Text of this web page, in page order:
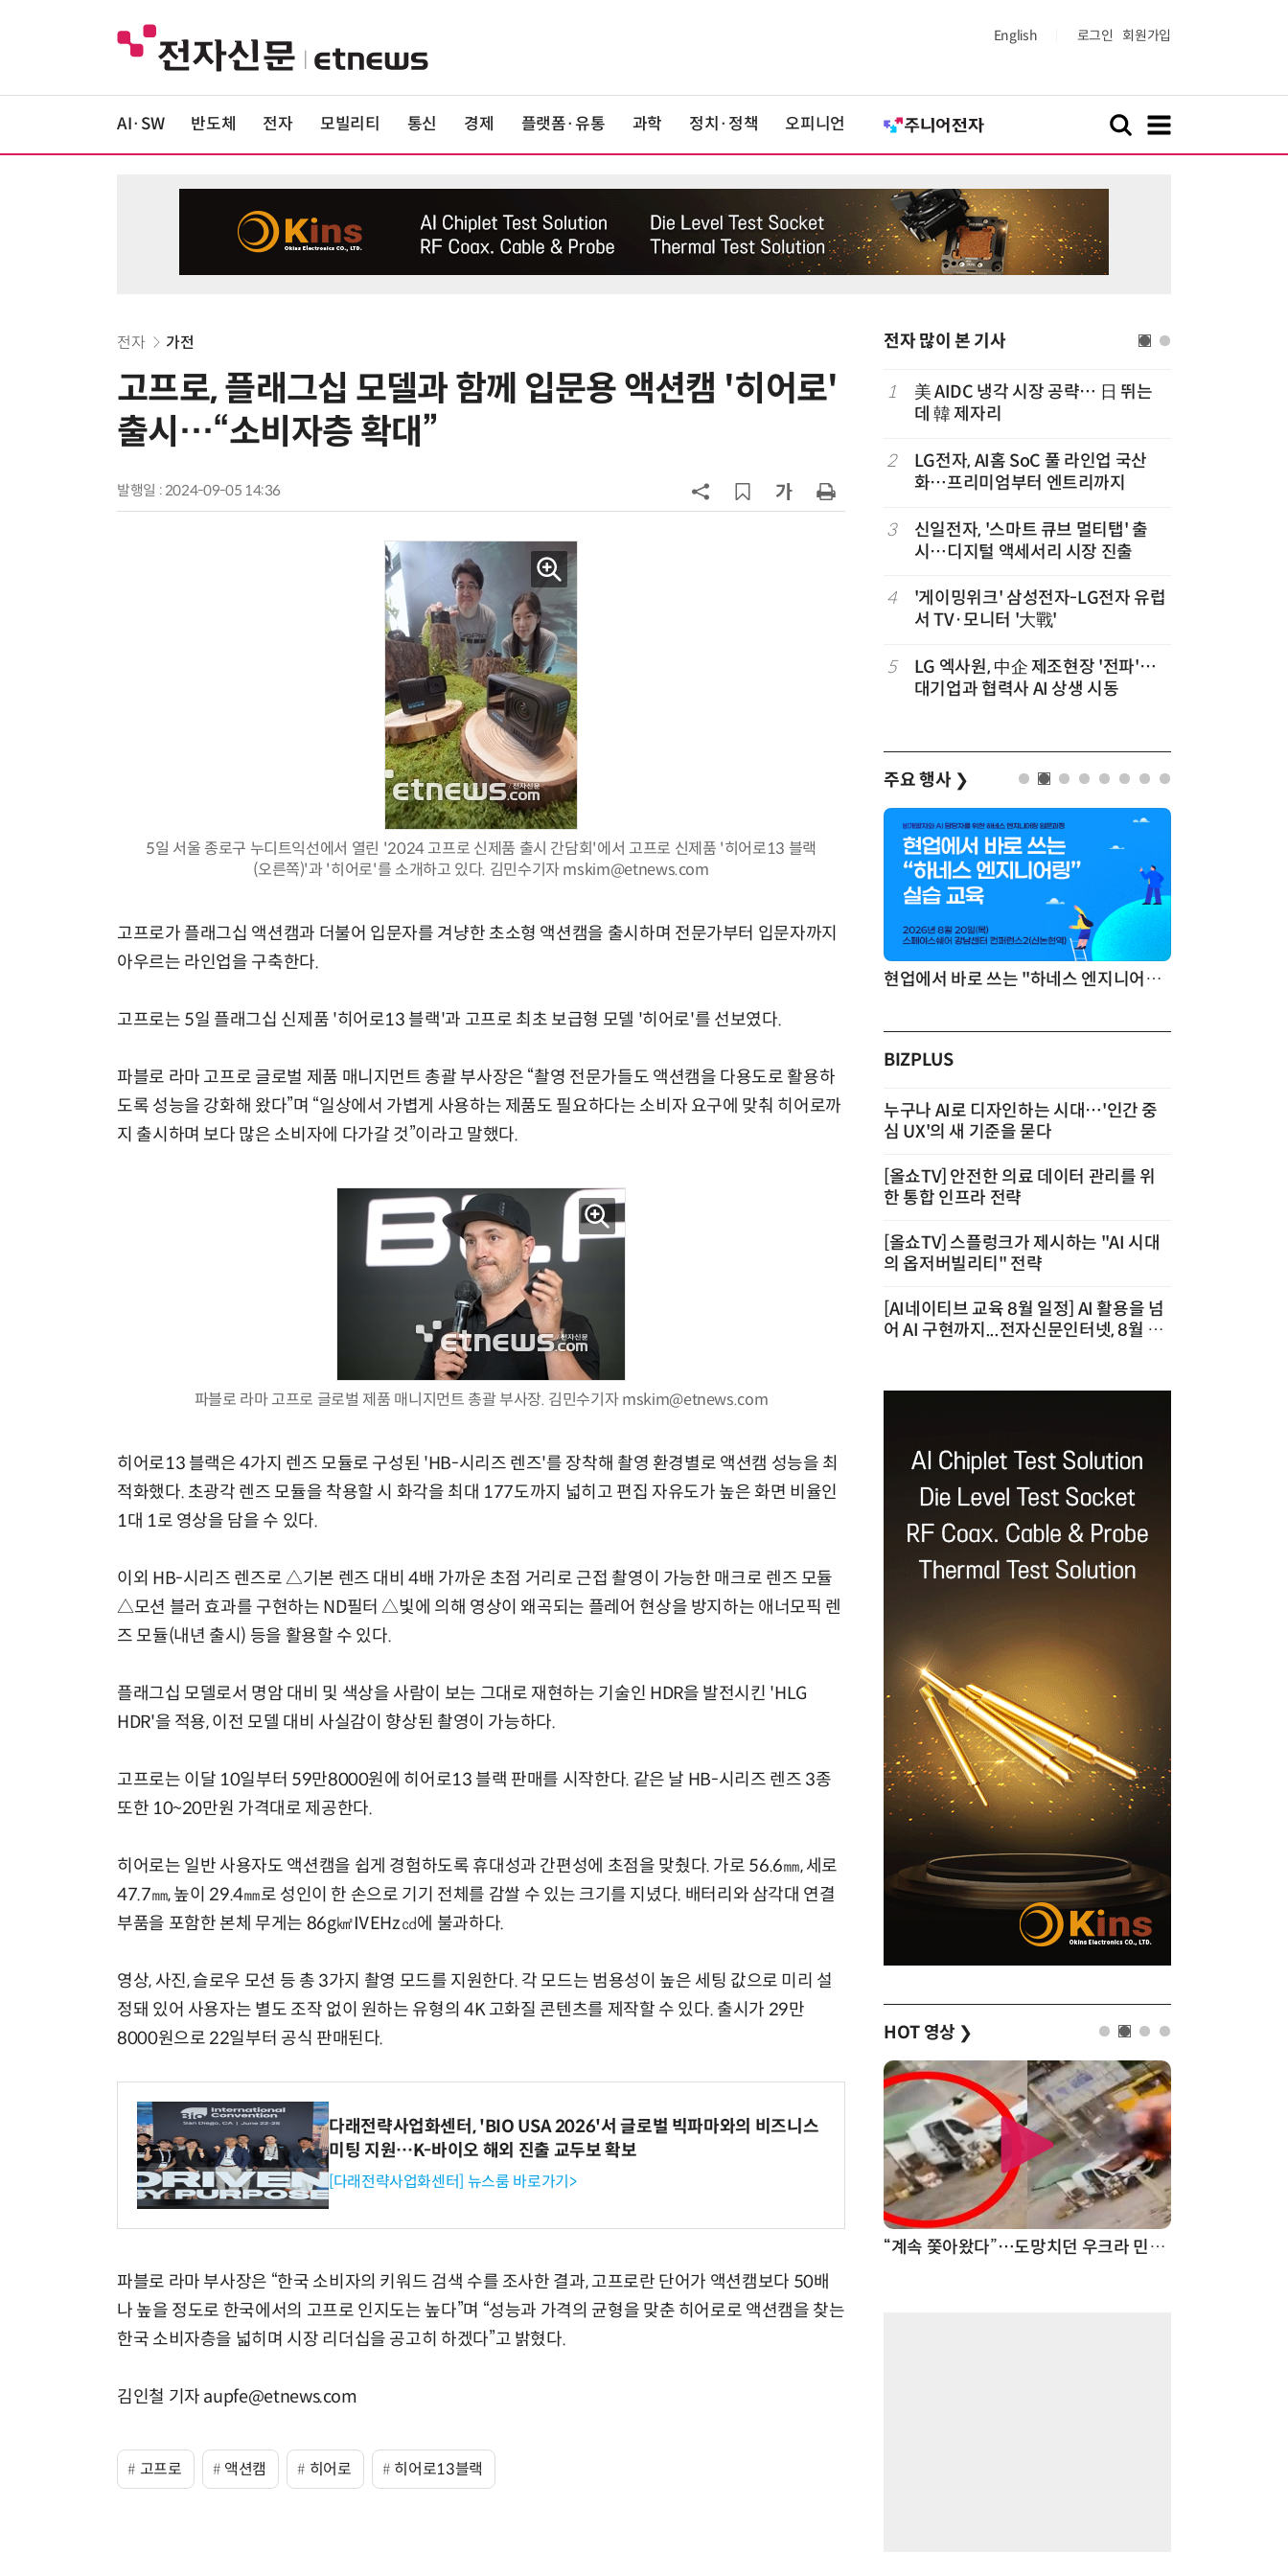
English 로그인 회원가입
AI·SW 반도체 전자 모빌리티 통신 경제 플랫폼·유통 과학 정치·정책 오피니언
전자 가전
고프로, 플래그십 모델과 함께 입문용 액션캠 '히어로'
출시…“소비자층 확대”
발행일 : 2024-09-05 14:36
5일 서울 종로구 누디트익선에서 열린 '2024 고프로 신제품 출시 간담회'에서 고프로 신제품 '히어로13 블랙
(오른쪽)'과 '히어로'를 소개하고 있다. 김민수기자 mskim@etnews.com
고프로가 플래그십 액션캠과 더불어 입문자를 겨냥한 초소형 액션캠을 출시하며 전문가부터 입문자까지
아우르는 라인업을 구축한다.
고프로는 5일 플래그십 신제품 '히어로13 블랙'과 고프로 최초 보급형 모델 '히어로'를 선보였다.
파블로 라마 고프로 글로벌 제품 매니지먼트 총괄 부사장은 “촬영 전문가들도 액션캠을 다용도로 활용하
도록 성능을 강화해 왔다”며 “일상에서 가볍게 사용하는 제품도 필요하다는 소비자 요구에 맞춰 히어로까
지 출시하며 보다 많은 소비자에 다가갈 것”이라고 말했다.
파블로 라마 고프로 글로벌 제품 매니지먼트 총괄 부사장. 김민수기자 mskim@etnews.com
히어로13 블랙은 4가지 렌즈 모듈로 구성된 'HB-시리즈 렌즈'를 장착해 촬영 환경별로 액션캠 성능을 최
적화했다. 초광각 렌즈 모듈을 착용할 시 화각을 최대 177도까지 넓히고 편집 자유도가 높은 화면 비율인
1대 1로 영상을 담을 수 있다.
이외 HB-시리즈 렌즈로 △기본 렌즈 대비 4배 가까운 초점 거리로 근접 촬영이 가능한 매크로 렌즈 모듈
△모션 블러 효과를 구현하는 ND필터 △빛에 의해 영상이 왜곡되는 플레어 현상을 방지하는 애너모픽 렌
즈 모듈(내년 출시) 등을 활용할 수 있다.
플래그십 모델로서 명암 대비 및 색상을 사람이 보는 그대로 재현하는 기술인 HDR을 발전시킨 'HLG
HDR'을 적용, 이전 모델 대비 사실감이 향상된 촬영이 가능하다.
고프로는 이달 10일부터 59만8000원에 히어로13 블랙 판매를 시작한다. 같은 날 HB-시리즈 렌즈 3종
또한 10~20만원 가격대로 제공한다.
히어로는 일반 사용자도 액션캠을 쉽게 경험하도록 휴대성과 간편성에 초점을 맞췄다. 가로 56.6㎜, 세로
47.7㎜, 높이 29.4㎜로 성인이 한 손으로 기기 전체를 감쌀 수 있는 크기를 지녔다. 배터리와 삼각대 연결
부품을 포함한 본체 무게는 86g㎢ⅣEHz㏅에 불과하다.
영상, 사진, 슬로우 모션 등 총 3가지 촬영 모드를 지원한다. 각 모드는 범용성이 높은 세팅 값으로 미리 설
정돼 있어 사용자는 별도 조작 없이 원하는 유형의 4K 고화질 콘텐츠를 제작할 수 있다. 출시가 29만
8000원으로 22일부터 공식 판매된다.
다래전략사업화센터, 'BIO USA 2026'서 글로벌 빅파마와의 비즈니스
미팅 지원…K-바이오 해외 진출 교두보 확보
[다래전략사업화센터] 뉴스룸 바로가기>
파블로 라마 부사장은 “한국 소비자의 키워드 검색 수를 조사한 결과, 고프로란 단어가 액션캠보다 50배
나 높을 정도로 한국에서의 고프로 인지도는 높다”며 “성능과 가격의 균형을 맞춘 히어로로 액션캠을 찾는
한국 소비자층을 넓히며 시장 리더십을 공고히 하겠다”고 밝혔다.
김인철 기자 aupfe@etnews.com
고프로 액션캠 히어로 히어로13블랙
전자 많이 본 기사
6
LG전자 “로니 판매량, 역대 최다…
주가 부양 '총력전'
1
美 AIDC 냉각 시장 공략… 日 뛰는
데 韓 제자리
2
LG전자, AI홈 SoC 풀 라인업 국산
화…프리미엄부터 엔트리까지
3
신일전자, '스마트 큐브 멀티탭' 출
시…디지털 액세서리 시장 진출
4
'게이밍위크' 삼성전자-LG전자 유럽
서 TV·모니터 '大戰'
5
LG 엑사원, 中企 제조현장 '전파'…
대기업과 협력사 AI 상생 시동
주요 행사 ❯
현업에서 바로 쓰는 "하네스 엔지니어링" 실습 교육
BIZPLUS
누구나 AI로 디자인하는 시대…'인간 중
심 UX'의 새 기준을 묻다
[올쇼TV] 안전한 의료 데이터 관리를 위
한 통합 인프라 전략
[올쇼TV] 스플렁크가 제시하는 "AI 시대
의 옵저버빌리티" 전략
[AI네이티브 교육 8월 일정] AI 활용을 넘
어 AI 구현까지...전자신문인터넷, 8월 실
HOT 영상 ❯
“계속 쫓아왔다”…도망치던 우크라 민간인 공격한 러 자폭 드론